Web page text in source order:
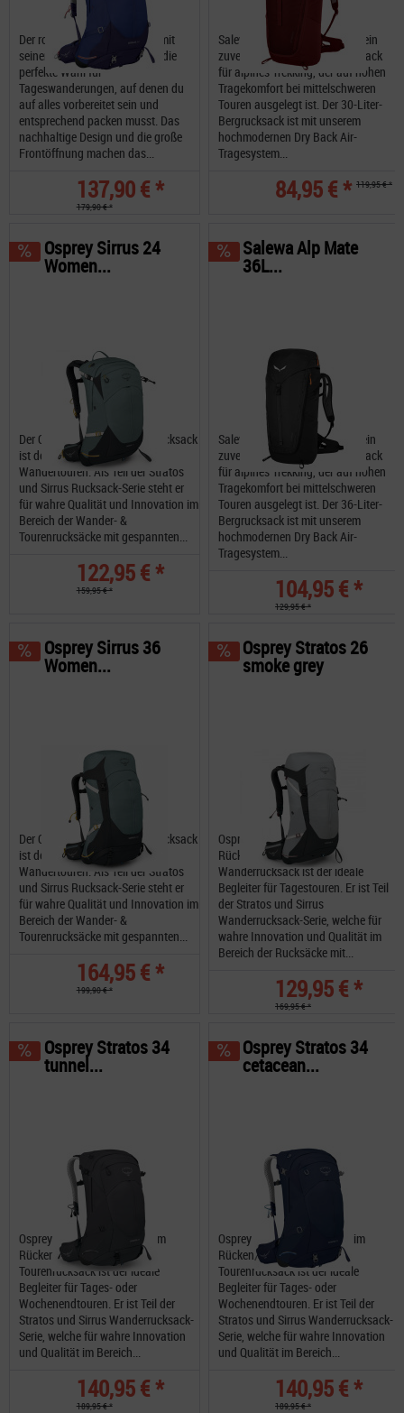
Der robuste Osprey Sirrus 34 mit
seinem größeren Volumen ist die
perfekte Wahl für
Tageswanderungen, auf denen du
auf alles vorbereitet sein und
entsprechend packen musst. Das
nachhaltige Design und die große
Frontöffnung machen das...
137,90 € *
179,90 € *
Salewa Alp Mate 30L Women ein
zuverlässiger, belüfteter Rucksack
für alpines Trekking, der auf hohen
Tragekomfort bei mittelschweren
Touren ausgelegt ist. Der 30-Liter-
Bergrucksack ist mit unserem
hochmodernen Dry Back Air-
Tragesystem...
84,95 € * 119,95 € *
Der Osprey Sirrus 24 Damenrucksack
ist dein idealen Begleiter für
Wandertouren. Als Teil der Stratos
und Sirrus Rucksack-Serie steht er
für wahre Qualität und Innovation im
Bereich der Wander- &
Tourenrucksäcke mit gespannten...
122,95 € *
159,95 € *
Osprey Sirrus 24
Women...
Salewa Salewa Alp Mate 36L ein
zuverlässiger, belüfteter Rucksack
für alpines Trekking, der auf hohen
Tragekomfort bei mittelschweren
Touren ausgelegt ist. Der 36-Liter-
Bergrucksack ist mit unserem
hochmodernen Dry Back Air-
Tragesystem...
104,95 € *
129,95 € *
Salewa Alp Mate
36L...
Der Osprey Sirrus 36 Damenrucksack
ist dein idealen Begleiter für
Wandertouren. Als Teil der Stratos
und Sirrus Rucksack-Serie steht er
für wahre Qualität und Innovation im
Bereich der Wander- &
Tourenrucksäcke mit gespannten...
164,95 € *
199,90 € *
Osprey Sirrus 36
Women...
Osprey Stratos 26 mit Wind im
Rücken. Der Stratos 26
Wanderrucksack ist der ideale
Begleiter für Tagestouren. Er ist Teil
der Stratos und Sirrus
Wanderrucksack-Serie, welche für
wahre Innovation und Qualität im
Bereich der Rucksäcke mit...
129,95 € *
169,95 € *
Osprey Stratos 26
smoke grey
Osprey Stratos 34 mit Wind im
Rücken. Der Stratos 34
Tourenrucksack ist der ideale
Begleiter für Tages- oder
Wochenendtouren. Er ist Teil der
Stratos und Sirrus Wanderrucksack-
Serie, welche für wahre Innovation
und Qualität im Bereich...
140,95 € *
189,95 € *
Osprey Stratos 34
tunnel...
Osprey Stratos 34 mit Wind im
Rücken. Der Stratos 34
Tourenrucksack ist der ideale
Begleiter für Tages- oder
Wochenendtouren. Er ist Teil der
Stratos und Sirrus Wanderrucksack-
Serie, welche für wahre Innovation
und Qualität im Bereich...
140,95 € *
189,95 € *
Osprey Stratos 34
cetacean...